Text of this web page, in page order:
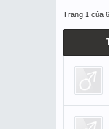
Trang 1 của